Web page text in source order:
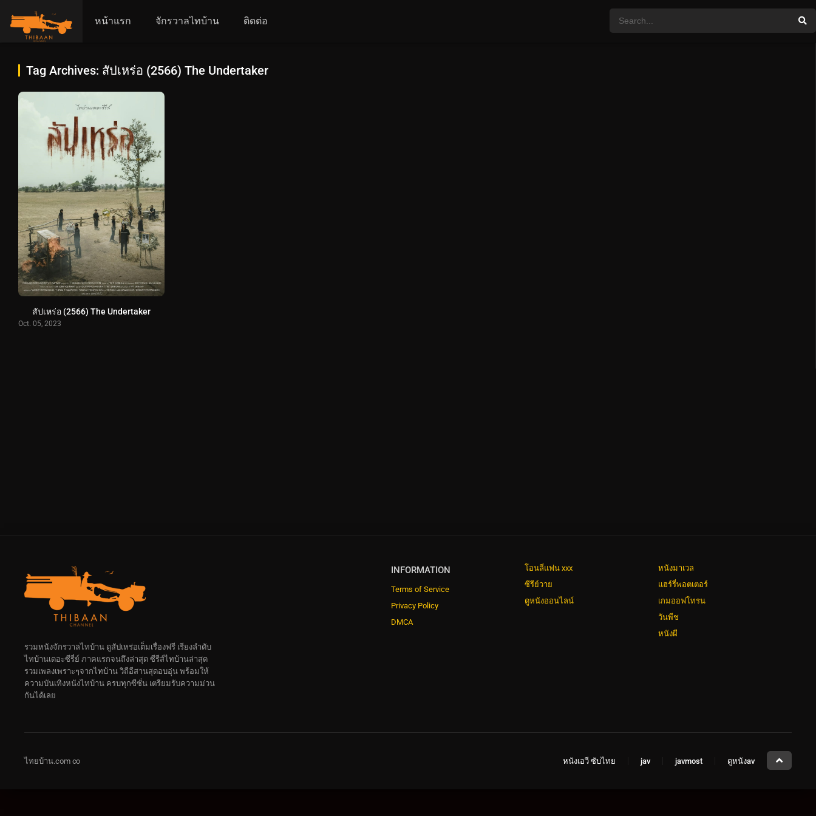
หน้าแรก จักรวาลไทบ้าน ติดต่อ
Tag Archives: สัปเหร่อ (2566) The Undertaker
สัปเหร่อ (2566) The Undertaker
Oct. 05, 2023
INFORMATION
Terms of Service
Privacy Policy
DMCA
โอนลี่แฟน xxx
ซีรีย์วาย
ดูหนังออนไลน์
หนังมาเวล
แฮร์รี่พอตเตอร์
เกมออฟโทรน
วันพีช
หนังผี
รวมหนังจักรวาลไทบ้าน ดูสัปเหร่อเต็มเรื่องฟรี เรียงลำดับ
ไทบ้านเดอะซีรี่ย์ ภาคแรกจนถึงล่าสุด ซีรีส์ไทบ้านล่าสุด
รวมเพลงเพราะๆจากไทบ้าน วิถีอีสานสุดอบอุ่น พร้อมให้
ความบันเทิงหนังไทบ้าน ครบทุกซีซั่น เตรียมรับความม่วน
กันได้เลย
ไทยบ้าน.com ∞ หนังเอวี ซับไทย jav javmost ดูหนังav